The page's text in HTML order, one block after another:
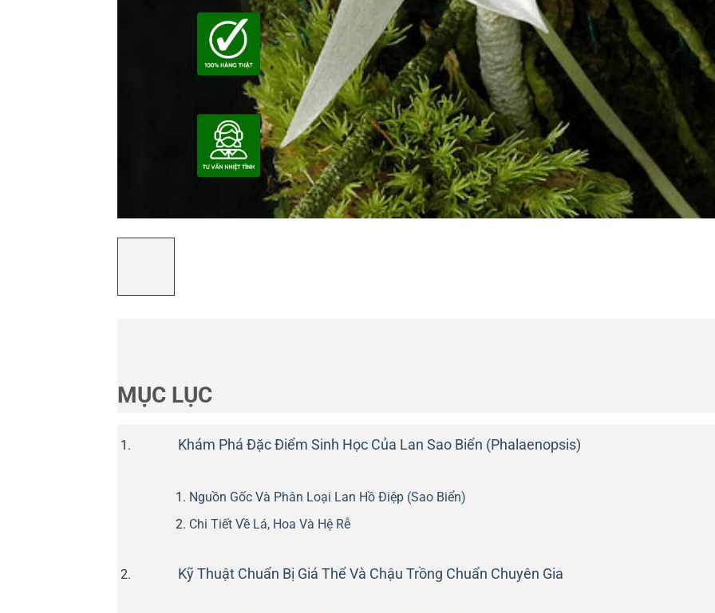
MỤC LỤC
Khám Phá Đặc Điểm Sinh Học Của Lan Sao Biển (Phalaenopsis)
Nguồn Gốc Và Phân Loại Lan Hồ Điệp (Sao Biển)
Chi Tiết Về Lá, Hoa Và Hệ Rễ
Kỹ Thuật Chuẩn Bị Giá Thể Và Chậu Trồng Chuẩn Chuyên Gia